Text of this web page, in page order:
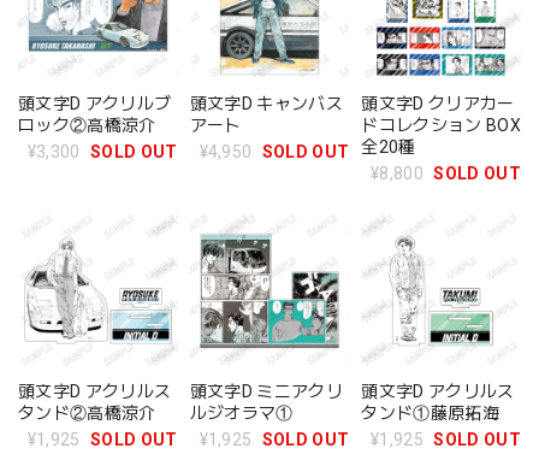
頭文字D アクリルブ
ロック②高橋涼介
¥3,300
SOLD OUT
頭文字D キャンバス
アート
¥4,950
SOLD OUT
頭文字D クリアカー
ドコレクション BOX
全20種
¥8,800 SOLD OUT
頭文字D アクリルス
タンド②高橋涼介
¥1,925
SOLD OUT
頭文字D ミニアクリ
ルジオラマ①
¥1,925
SOLD OUT
頭文字D アクリルス
タンド①藤原拓海
¥1,925 SOLD OUT